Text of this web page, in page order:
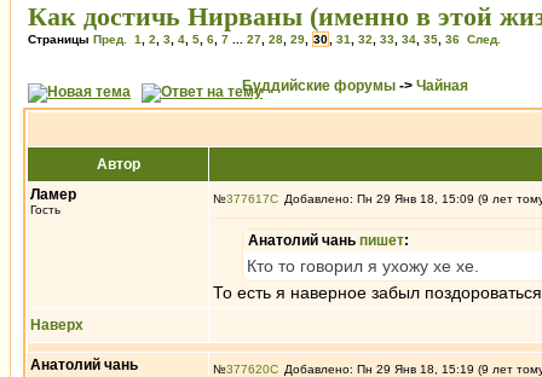
Как достичь Нирваны (именно в этой
Страницы Пред. 1 2 3 4 5 6 7 27 28 29 30 31 32 33 34 35 36 След.
Буддийские форумы -> Чайная
Автор
Ламер
Гость
№377617 Добавлено: Пн 29 Янв 18, 15:09 (9 лет
Анатолий чань пишет:
Кто то говорил я ухожу хе хе.
То есть я наверное забыл
Наверх
Анатолий чань №377620 Добавлено: Пн 29 Янв 18, 15:19 (9 лет